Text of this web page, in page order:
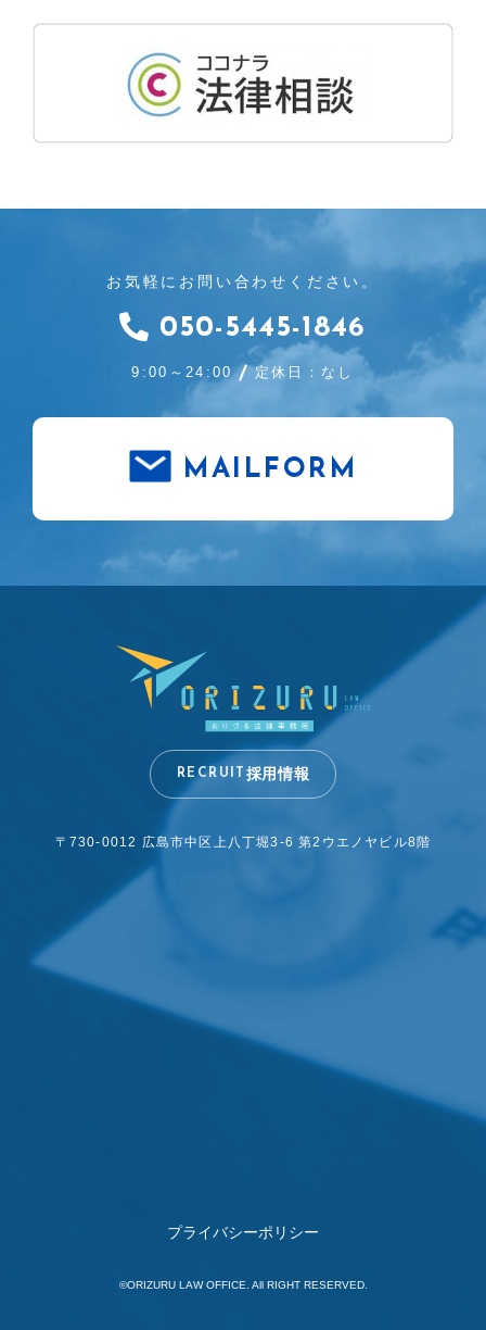
MAILFORM
お気軽にお問い合わせください。
050-5445-1846
9:00～24:00 定休日：なし
RECRUIT 採用情報
〒730-0012 広島市中区上八丁堀3-6第2ウエノヤビル8階
プライバシーポリシー
©ORIZURU LAW OFFICE. All RIGHT RESERVED.